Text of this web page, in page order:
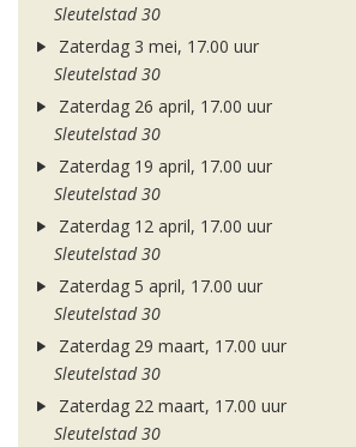
Sleutelstad 30
Zaterdag 3 mei, 17.00 uur
Sleutelstad 30
Zaterdag 26 april, 17.00 uur
Sleutelstad 30
Zaterdag 19 april, 17.00 uur
Sleutelstad 30
Zaterdag 12 april, 17.00 uur
Sleutelstad 30
Zaterdag 5 april, 17.00 uur
Sleutelstad 30
Zaterdag 29 maart, 17.00 uur
Sleutelstad 30
Zaterdag 22 maart, 17.00 uur
Sleutelstad 30